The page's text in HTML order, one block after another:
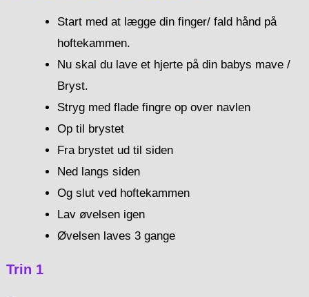
Start med at lægge din finger/ fald hånd på
hoftekammen.
Nu skal du lave et hjerte på din babys mave /
Bryst.
Stryg med flade fingre op over navlen
Op til brystet
Fra brystet ud til siden
Ned langs siden
Og slut ved hoftekammen
Lav øvelsen igen
Øvelsen laves 3 gange
Trin 1